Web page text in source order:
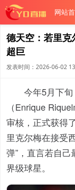
网站
德天空：若里
超巨
发表时间：2026-06-02
今年5月下
（Enrique
审核，正式获得
里克尔梅在接受
弹”，直言若自
界级球星。